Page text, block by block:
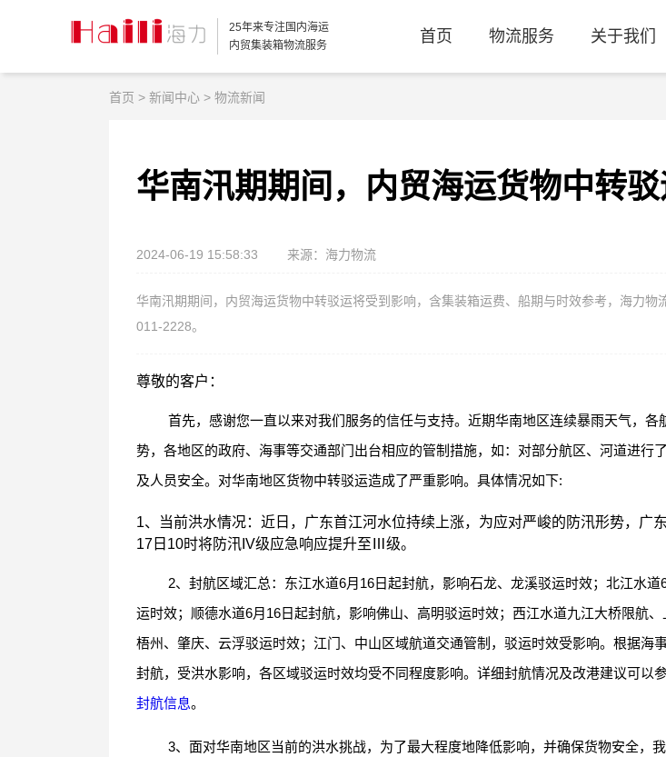
25年来专注国内海运
内贸集装箱物流服务
首页 物流服务 关于我们
首页 > 新闻中心 > 物流新闻
华南汛期期间，内贸海运货物中转
2024-06-19 15:58:33 来源：海力物流
华南汛期期间，内贸海运货物中转驳运将受到影响，含集装箱运费、船期与时效参考，海力物
011-2228。
尊敬的客户：
首先，感谢您一直以来对我们服务的信任与支持。近期华南地区连续暴雨天气，各
势，各地区的政府、海事等交通部门出台相应的管制措施，如：对部分航区、河道进行
及人员安全。对华南地区货物中转驳运造成了严重影响。具体情况如下:
1、当前洪水情况：近日，广东首江河水位持续上涨，为应对严峻的防汛形势，广
17日10时将防汛IV级应急响应提升至Ⅲ级。
2、封航区域汇总：东江水道6月16日起封航，影响石龙、龙溪驳运时效；北江水
运时效；顺德水道6月16日起封航，影响佛山、高明驳运时效；西江水道九江大桥限航、
梧州、肇庆、云浮驳运时效；江门、中山区域航道交通管制，驳运时效受影响。根据海
封航，受洪水影响，各区域驳运时效均受不同程度影响。详细封航情况及改港建议可以
封航信息。
3、面对华南地区当前的洪水挑战，为了最大程度地降低影响，并确保货物安全，